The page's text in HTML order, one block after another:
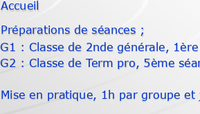
Accueil
Préparations de séances ;
G1 : Classe de 2nde générale, 1ère
G2 : Classe de Term pro, 5ème
Mise en pratique, 1h par groupe et